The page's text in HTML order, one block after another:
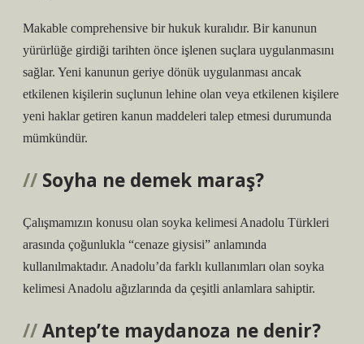
Makable comprehensive bir hukuk kuralıdır. Bir kanunun
yürürlüğe girdiği tarihten önce işlenen suçlara uygulanmasını
sağlar. Yeni kanunun geriye dönük uygulanması ancak
etkilenen kişilerin suçlunun lehine olan veya etkilenen kişilere
yeni haklar getiren kanun maddeleri talep etmesi durumunda
mümkündür.
Soyha ne demek maraş?
Çalışmamızın konusu olan soyka kelimesi Anadolu Türkleri
arasında çoğunlukla “cenaze giysisi” anlamında
kullanılmaktadır. Anadolu’da farklı kullanımları olan soyka
kelimesi Anadolu ağızlarında da çeşitli anlamlara sahiptir.
Antep’te maydanoza ne denir?